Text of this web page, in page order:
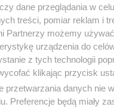
- jak
dane przeglądania w
treści, pomiar reklam i
Partnerzy możemy
urządzenia do
z tych technologii
klikając przycisk
przetwarzania danych nie
Preferencje będą miały